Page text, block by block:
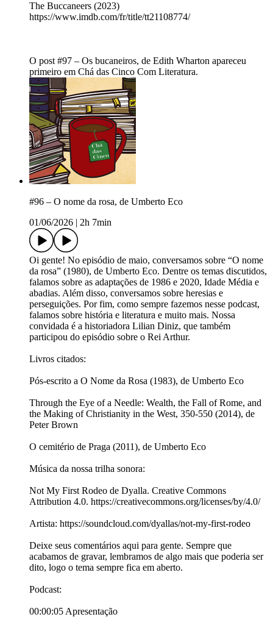
The Buccaneers (2023)
https://www.imdb.com/fr/title/tt21108774/
O post #97 – Os bucaneiros, de Edith Wharton apareceu
primeiro em Chá das Cinco Com Literatura.
#96 – O nome da rosa, de Umberto Eco
01/06/2026
2h 7min
Oi gente! No episódio de maio, conversamos sobre “O nome
da rosa” (1980), de Umberto Eco. Dentre os temas discutidos,
falamos sobre as adaptações de 1986 e 2020, Idade Média e
abadias. Além disso, conversamos sobre heresias e
perseguições. Por fim, como sempre fazemos nesse podcast,
falamos sobre história e literatura e muito mais. Nossa
convidada é a historiadora Lilian Diniz, que também
participou do episódio sobre o Rei Arthur.
Livros citados:
Pós-escrito a O Nome da Rosa (1983), de Umberto Eco
Through the Eye of a Needle: Wealth, the Fall of Rome, and
the Making of Christianity in the West, 350-550 (2014), de
Peter Brown
O cemitério de Praga (2011), de Umberto Eco
Música da nossa trilha sonora:
Not My First Rodeo de Dyalla. Creative Commons
Attribution 4.0. https://creativecommons.org/licenses/by/4.0/
Artista: https://soundcloud.com/dyallas/not-my-first-rodeo
Deixe seus comentários aqui para gente. Sempre que
acabamos de gravar, lembramos de algo mais que poderia ser
dito, logo o tema sempre fica em aberto.
Podcast:
00:00:05 Apresentação